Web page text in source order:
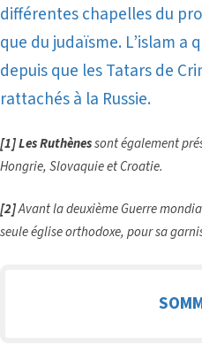
différentes chapelles du
que du judaïsme. L’islam a
depuis que les Tatars de
rattachés à la Russie.
[1]Les Ruthènessont également
Hongrie, Slovaquie et Croatie.
[2]Avant la deuxième Guerre
seule église orthodoxe, pour sa